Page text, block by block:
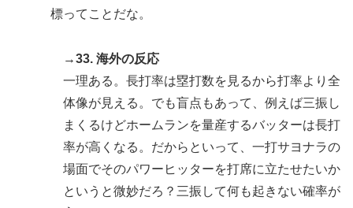
標ってことだな。
→33. 海外の反応
一理ある。長打率は塁打数を見るから打率より全
体像が見える。でも盲点もあって、例えば三振し
まくるけどホームランを量産するバッターは長打
率が高くなる。だからといって、一打サヨナラの
場面でそのパワーヒッターを打席に立たせたいか
というと微妙だろ？三振して何も起きない確率が